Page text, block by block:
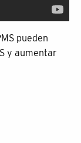
pueden
y aumentar